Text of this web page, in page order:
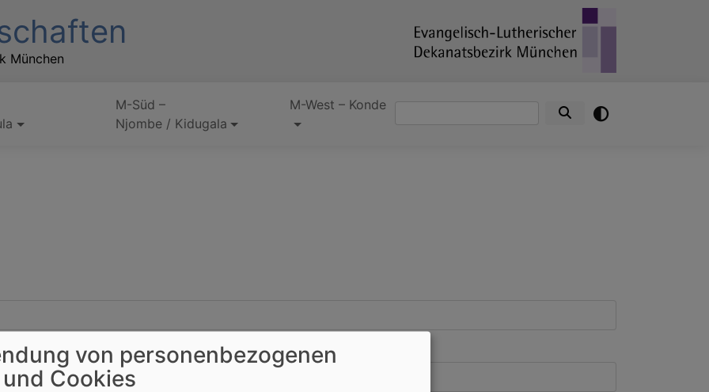
München
M-Süd –
Njombe / Kidugala
M-West – KondeSuche
von personenbezogenen
Cookies